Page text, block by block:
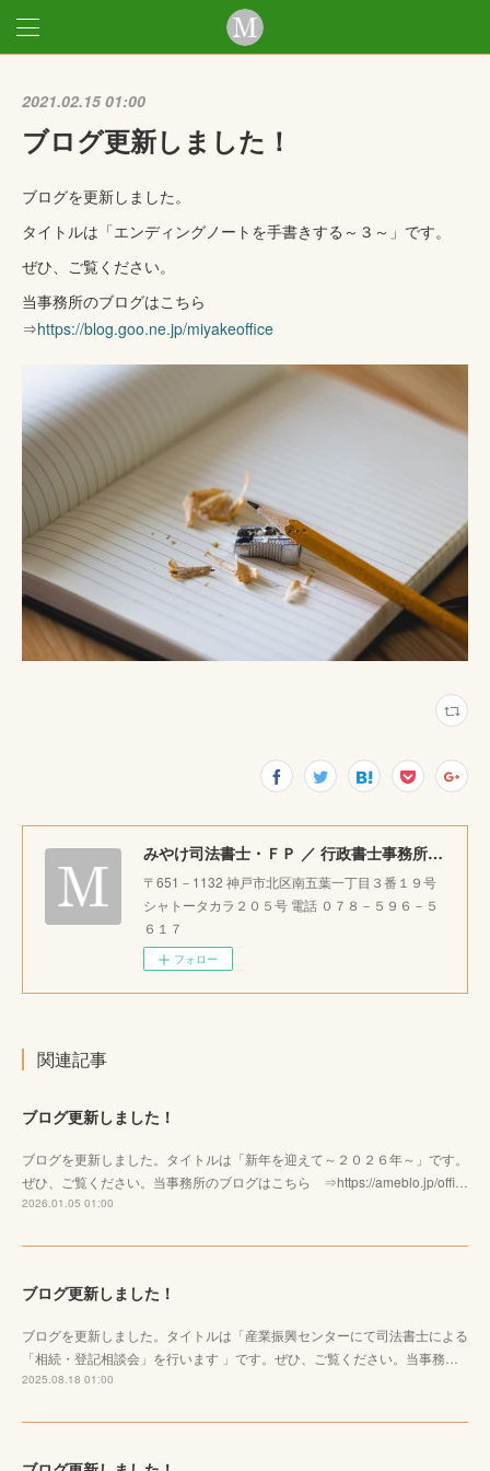
2021.02.15 01:00
ブログ更新しました！
ブログを更新しました。
タイトルは「エンディングノートを手書きする～３～」です。
ぜひ、ご覧ください。
当事務所のブログはこちら
⇒https://blog.goo.ne.jp/miyakeoffice
みやけ司法書士・ＦＰ ／ 行政書士事務所 ｜神戸市北区で相続・成年後見・生前整理のご相談をお受けしています。
〒651－1132 神戸市北区南五葉一丁目３番１９号
シャトータカラ２０５号 電話 ０７８－５９６－５
６１７
フォロー
関連記事
ブログ更新しました！
ブログを更新しました。タイトルは「新年を迎えて～２０２６年～」です。
ぜひ、ご覧ください。当事務所のブログはこちら ⇒https://ameblo.jp/offi…
2026.01.05 01:00
ブログ更新しました！
ブログを更新しました。タイトルは「産業振興センターにて司法書士による
「相続・登記相談会」を行います 」です。ぜひ、ご覧ください。当事務…
2025.08.18 01:00